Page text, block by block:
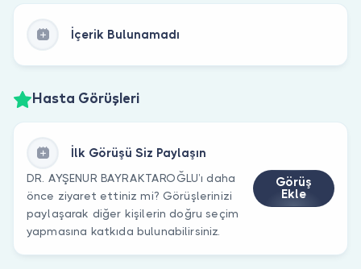
İçerik Bulunamadı
Hasta Görüşleri
İlk Görüşü Siz Paylaşın
DR. AYŞENUR BAYRAKTAROĞLU’ı daha
önce ziyaret ettiniz mi? Görüşlerinizi
paylaşarak diğer kişilerin doğru seçim
yapmasına katkıda bulunabilirsiniz.
Görüş
Ekle